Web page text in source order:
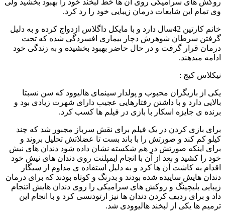
روکش های سرامیکی روی آن ها خط لبخند خود را بهبود بخشید ولی
وی تمام این شایعات درمان زیبایی خود را رد کرد.
خانم کارتین 42سال دارد و با مایکل داگلاس ازدواج کرده و به دلیل
گرفتن سرطان شوهرش دچار بیماری افسردگی شده که تحت
درمان قرار گرفت و در حال حاضر بهبود بخشیده و به زندگی خود
ادامه میدهند.
نیکلاس کیج :
یکی از بازیگران محبوب و پولدار سینمای هالیوود که سن نسبتا
بالایی دارد و با داشتن رفتارهایی عجیب دارای شهرت زیادی بود و
برنده ی جایزه اسکار با بازی در فیلم ها کسب کرد.
برای بازی کردن در یک فیلم برای نقش سرباز مجبور شد که چند
کیلو کم کند و صورتش را با باند بست تا عضلاتش تحلیل بروند و
برای اینکه صورتش در هم شکسته نشان داده شود دندان های نیش
خود را کشید و بعد از آن با انجام ایمپلنت روی دندان های نیش خود
اقدام به کاشت آن ها کرد و به دلیل استفاده ی مداوم از سیگار
دندان هایش ساییده شده بودند و بدرنگ و کوتاه بودند که برای درمان
زیبایی بلیچینگ و روکش های سرامیکی را روی دندان هایش اتنجام
داد و برای ردیف کردن دندان ها نیز ارتودنسی کرد و با انجام این
ترمیم ها یکی از لبخند هالیوودی شد.